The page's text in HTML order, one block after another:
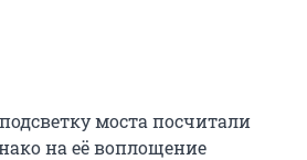
моста посчитали
на её воплощение